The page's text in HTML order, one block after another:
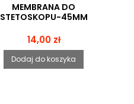
MEMBRANA DO
STETOSKOPU-45MM
Cena
14,00 zł
Dodaj do koszyka